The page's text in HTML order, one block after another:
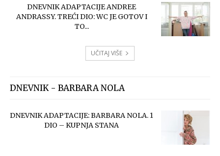
DNEVNIK ADAPTACIJE ANDREE
ANDRASSY. TREĆI DIO: WC JE GOTOV I
TO...
UČITAJ VIŠE
DNEVNIK - BARBARA NOLA
DNEVNIK ADAPTACIJE: BARBARA NOLA. 1
DIO – KUPNJA STANA